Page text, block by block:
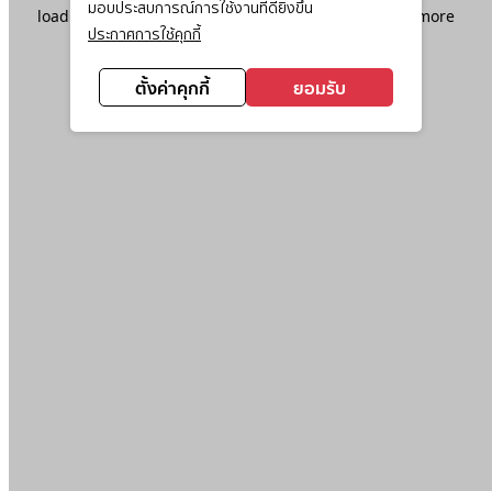
มอบประสบการณ์การใช้งานที่ดียิ่งขึ้น
ประกาศการใช้คุกกี้
ตั้งค่าคุกกี้ ยอมรับ
loadingwww.ktc.co.th(see the browser console
for more
information).